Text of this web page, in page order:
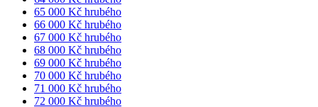
65 000 Kč hrubého
66 000 Kč hrubého
67 000 Kč hrubého
68 000 Kč hrubého
69 000 Kč hrubého
70 000 Kč hrubého
71 000 Kč hrubého
72 000 Kč hrubého